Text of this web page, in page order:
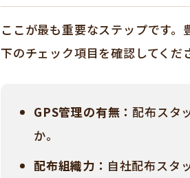
ここが最も重要なステップです
下のチェック項目を確認してくだ
GPS管理の有無：配布スタ
か。
配布組織力： 自社配布スタ